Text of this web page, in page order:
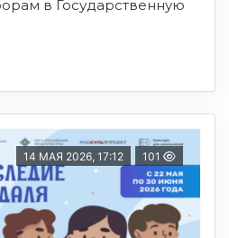
в Государственную
14 МАЯ 2026, 17:12 101